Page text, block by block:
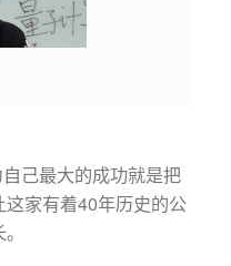
己最大的成功就是把
家有着40年历史的公